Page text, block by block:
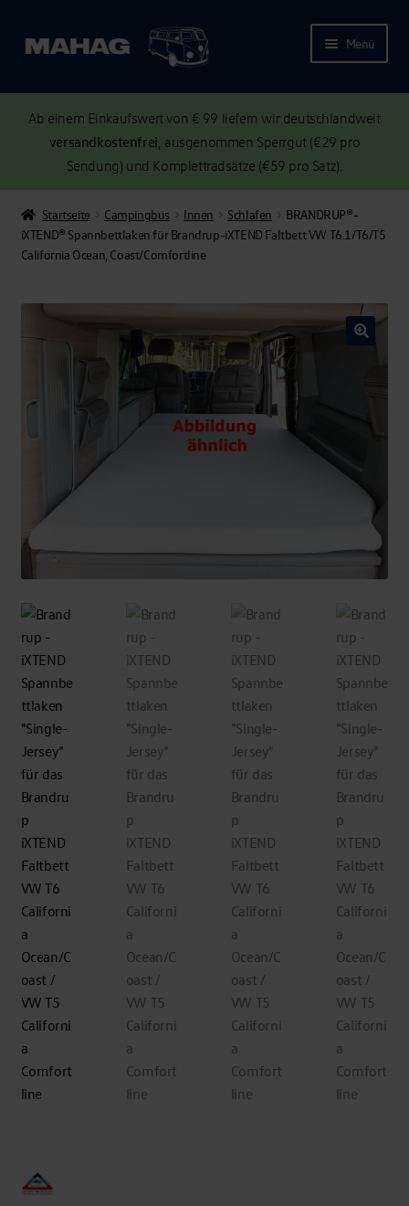
Menü
Ab einem Einkaufswert von € 99 liefern wir deutschlandweit
versandkostenfrei , ausgenommen Sperrgut (€29 pro
Sendung) und Komplettradsätze (€59 pro Satz).
Startseite Campingbus Innen Schlafen
BRANDRUP®-
iXTEND® Spannbettlaken für Brandrup-iXTEND Faltbett VW T6.1/T6/T5
California Ocean, Coast/Comfortline